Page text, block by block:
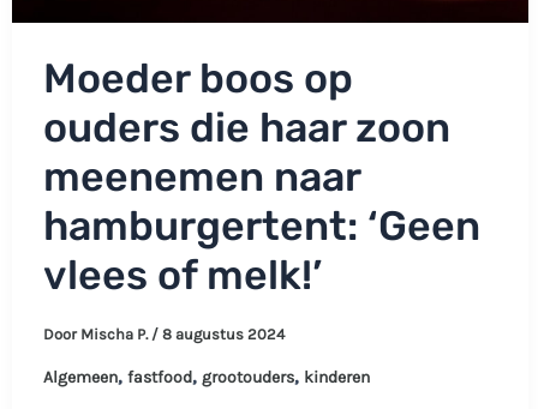
Moeder boos op
ouders die haar zoon
meenemen naar
hamburgertent: ‘Geen
vlees of melk!’
Door Mischa P. / 8 augustus 2024
Algemeen, fastfood, grootouders, kinderen